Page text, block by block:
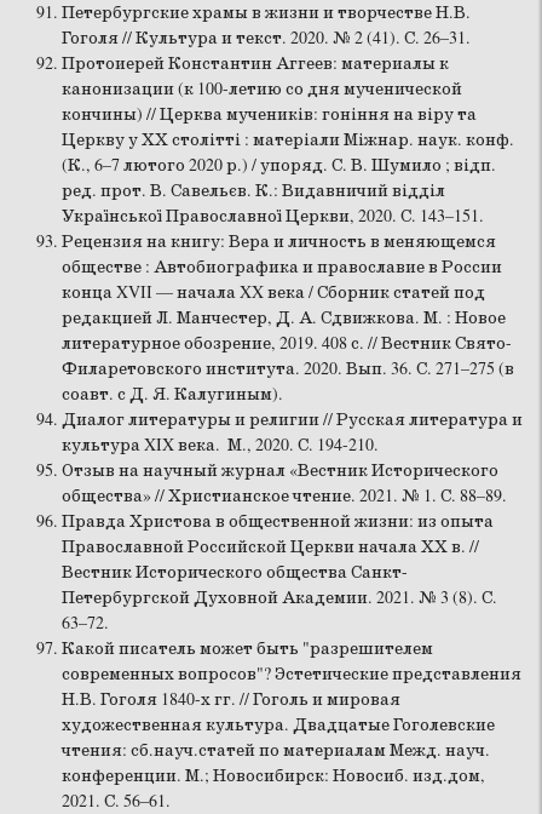
Петербургские храмы в жизни и творчестве Н.В.
Гоголя // Культура и текст. 2020. № 2 (41). С. 26–31.
Протоиерей Константин Аггеев: материалы к
канонизации (к 100-летию со дня мученической
кончины) // Церква мучеників: гоніння на віру та
Церкву у ХХ столітті : матеріали Міжнар. наук. конф.
(К., 6–7 лютого 2020 р.) / упоряд. С. В. Шумило ; відп.
ред. прот. В. Савельєв. К.: Видавничий відділ
Української Православної Церкви, 2020. С. 143–151.
Рецензия на книгу: Вера и личность в меняющемся
обществе : Автобиографика и православие в России
конца XVII — начала XX века / Сборник статей под
редакцией Л. Манчестер, Д. А. Сдвижкова. М. : Новое
литературное обозрение, 2019. 408 с. // Вестник Свято-
Филаретовского института. 2020. Вып. 36. С. 271–275 (в
соавт. с Д. Я. Калугиным).
Диалог литературы и религии // Русская литература и
культура XIX века. М., 2020. С. 194-210.
Отзыв на научный журнал «Вестник Исторического
общества» // Христианское чтение. 2021. № 1. С. 88–89.
Правда Христова в общественной жизни: из опыта
Православной Российской Церкви начала ХХ в. //
Вестник Исторического общества Санкт-
Петербургской Духовной Академии. 2021. № 3 (8). С.
63–72.
Какой писатель может быть "разрешителем
современных вопросов"? Эстетические представления
Н.В. Гоголя 1840-х гг. // Гоголь и мировая
художественная культура. Двадцатые Гоголевские
чтения: сб.науч.статей по материалам Межд. науч.
конференции. М.; Новосибирск: Новосиб. изд.дом,
2021. С. 56–61.